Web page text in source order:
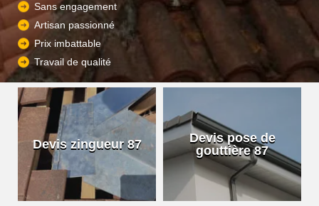
Sans engagement
Artisan passionné
Prix imbattable
Travail de qualité
Devis zingueur 87
Devis pose de
gouttière 87